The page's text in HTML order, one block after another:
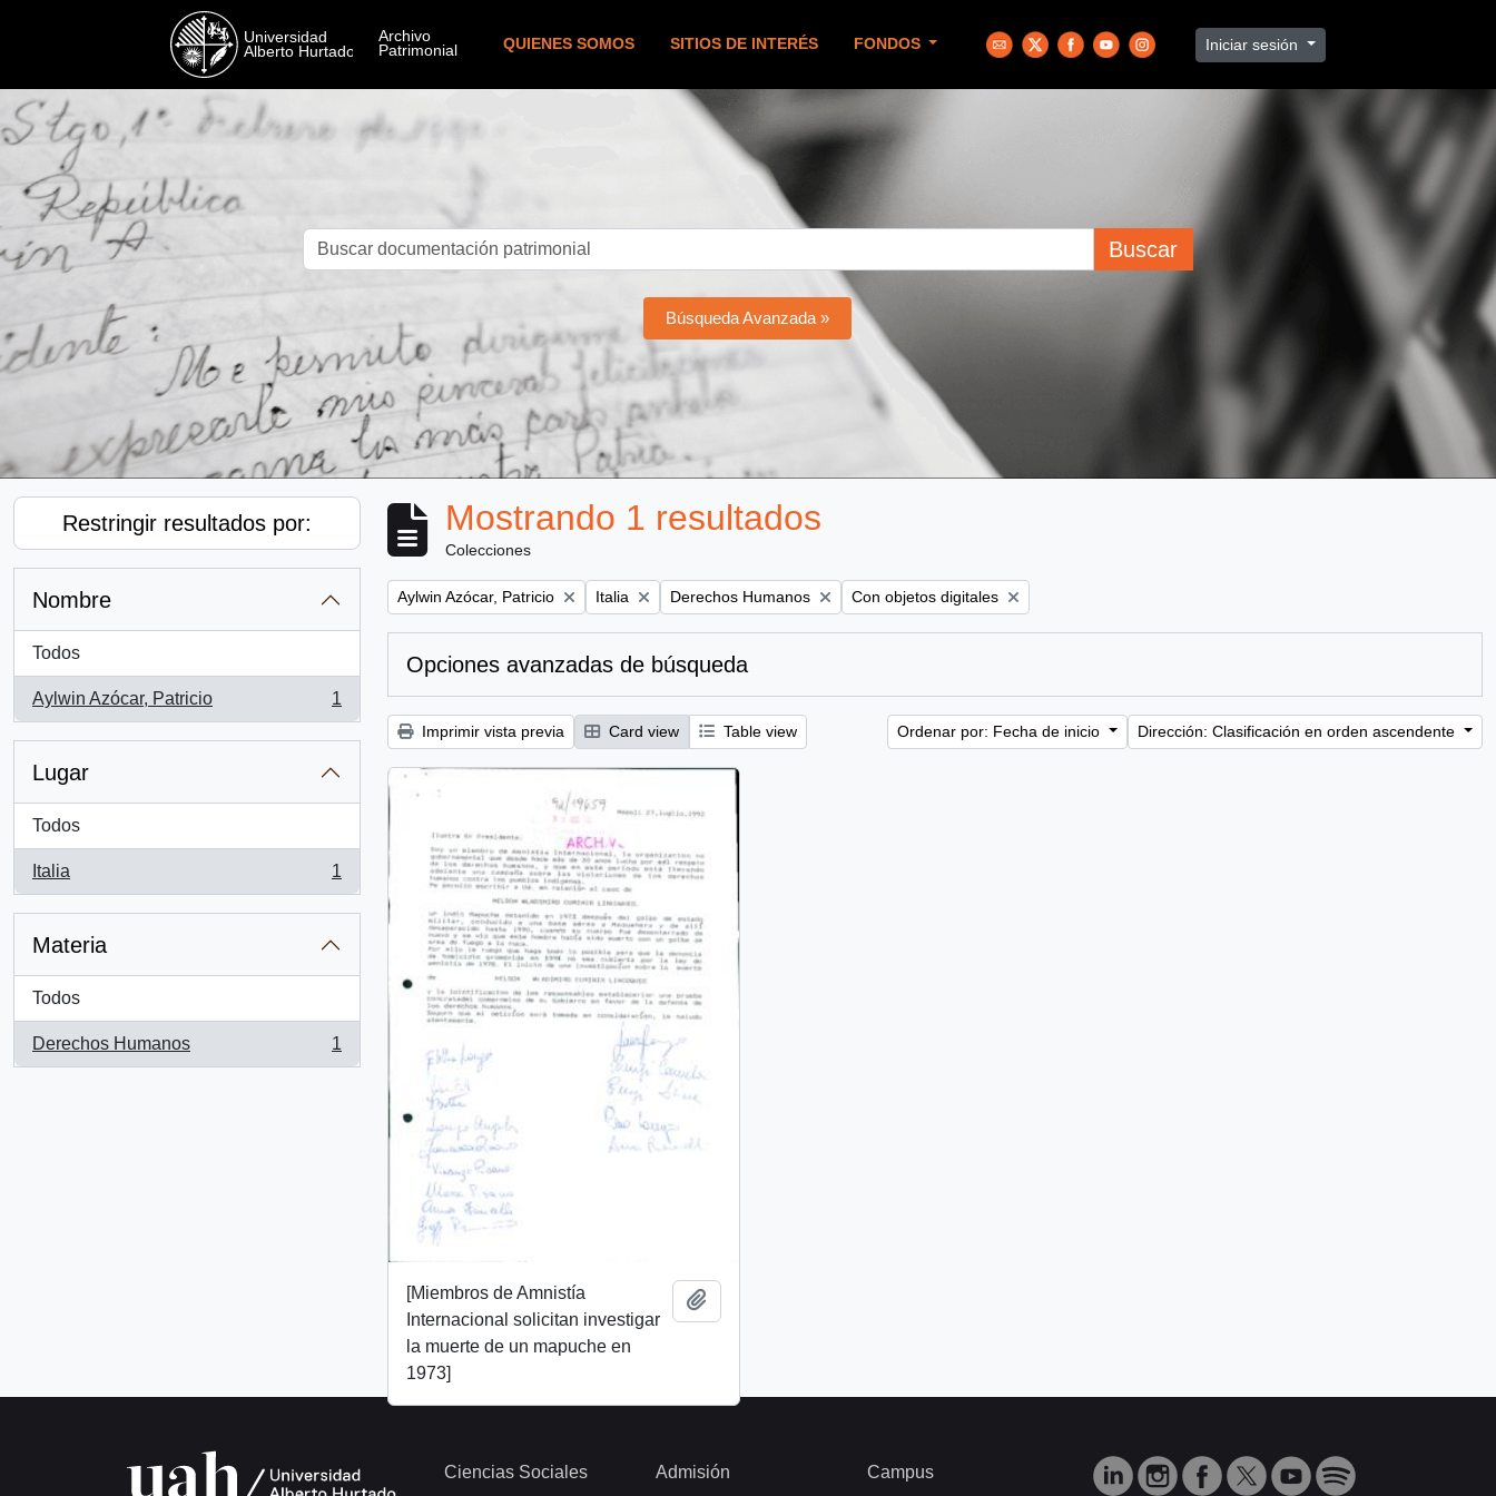
QUIENES SOMOS SITIOS DE INTERÉS FONDOS Iniciar sesión
Buscar
Búsqueda Avanzada »
Restringir resultados por:
Nombre
Todos
Aylwin Azócar, Patricio
, 1 resultados
1
Lugar
Todos
Italia
, 1 resultados
1
Materia
Todos
Derechos Humanos
, 1 resultados
1
Mostrando 1 resultados
Colecciones
Remove filter:
Aylwin Azócar, Patricio Remove filter:
Italia Remove filter:
Derechos Humanos Remove filter:
Con objetos digitales
Opciones avanzadas de búsqueda
Imprimir vista previa Card view Table view Ordenar por: Fecha de inicio Dirección: Clasificación en orden ascendente
[Miembros de Amnistía
Internacional solicitan investigar
la muerte de un mapuche en
1973]
Ciencias Sociales Admisión Campus